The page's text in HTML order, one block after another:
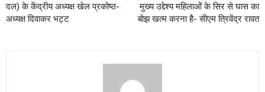
दल) के केंद्रीय अध्यक्ष खेल प्रकोष्ठ-
अध्यक्ष दिवाकर भट्ट
मुख्य उद्देश्य महिलाओं के सिर से घास का
बोझ खत्म करना है- सीएम त्रिवेंद्र रावत